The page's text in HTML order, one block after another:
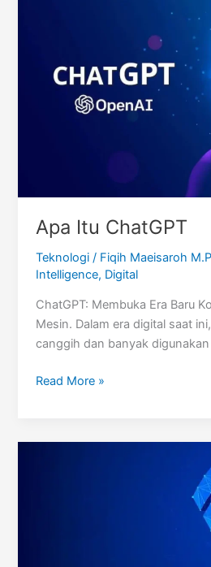
Apa Itu ChatGPT
Teknologi / Fiqih Maeisaroh
Intelligence, Digital
ChatGPT: Membuka Era Baru
Mesin. Dalam era digital saat
canggih dan banyak
Apa
Read More »